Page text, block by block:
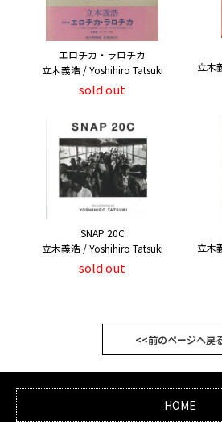
エロチカ・ラロチカ
立木義浩 / Yoshihiro Tatsuki
sold out
立木
SNAP 20C
立木義浩 / Yoshihiro Tatsuki
sold out
立木
<<前のページへ戻
HOME